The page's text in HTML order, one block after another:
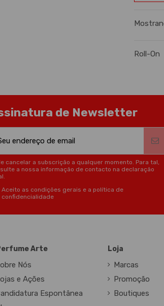
Roll-On
de Newsletter
cancelar a subscrição a qualquer momento. Para tal,
a nossa informação de contacto na declaração
Aceito as condições gerais e a política de
confidencialidade
Arte
Nós
e Ações
Espontânea
Loja
Marcas
Promoção
Boutiques